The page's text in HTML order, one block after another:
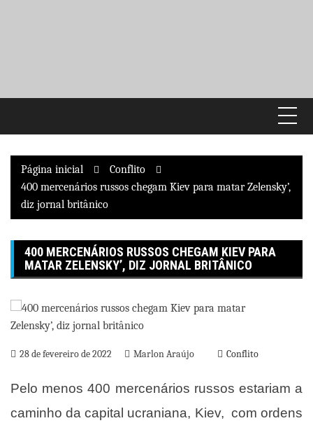
Página inicial
Conflito
400 mercenários russos chegam Kiev para matar Zelensky’,
diz jornal britânico
400 MERCENÁRIOS RUSSOS CHEGAM KIEV PARA
MATAR ZELENSKY’, DIZ JORNAL BRITÂNICO
28 de fevereiro de 2022 Marlon Araújo Conflito
Pelo menos 400 mercenários russos estariam a
caminho da capital ucraniana, Kiev, com ordens